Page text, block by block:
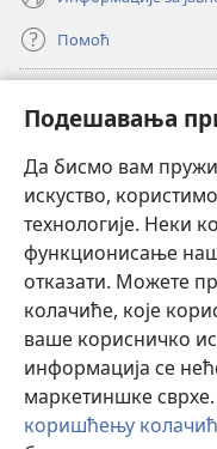
Подешавања
Да бисмо вам
искуство,
технологије. Неки
функционисање
отказати. Можете
колачиће, које
ваше корисничко
информација се
маркетиншке сврхе.
коришћењу
Помоћ
(отвара
нови
прозор)ОНЛАЈН
(отвара
нови
прозор)JW Hub®
(отвара
нови
прозор)JW Library
Watchtower Library ®